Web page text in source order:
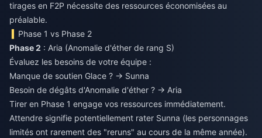
tirages en F2P nécessite des ressources économisées au
préalable.
Phase 1 vs Phase 2
Phase 2 : Aria (Anomalie d'éther de rang S)
Évaluez les besoins de votre équipe :
Manque de soutien Glace ? → Sunna
Besoin de dégâts d'Anomalie d'éther ? → Aria
Tirer en Phase 1 engage vos ressources immédiatement.
Attendre signifie potentiellement rater Sunna (les personnages
limités ont rarement des "reruns" au cours de la même année).